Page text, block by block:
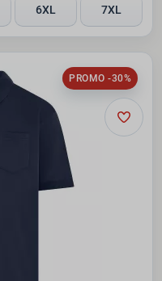
6XL 7XL
PROMO -30%